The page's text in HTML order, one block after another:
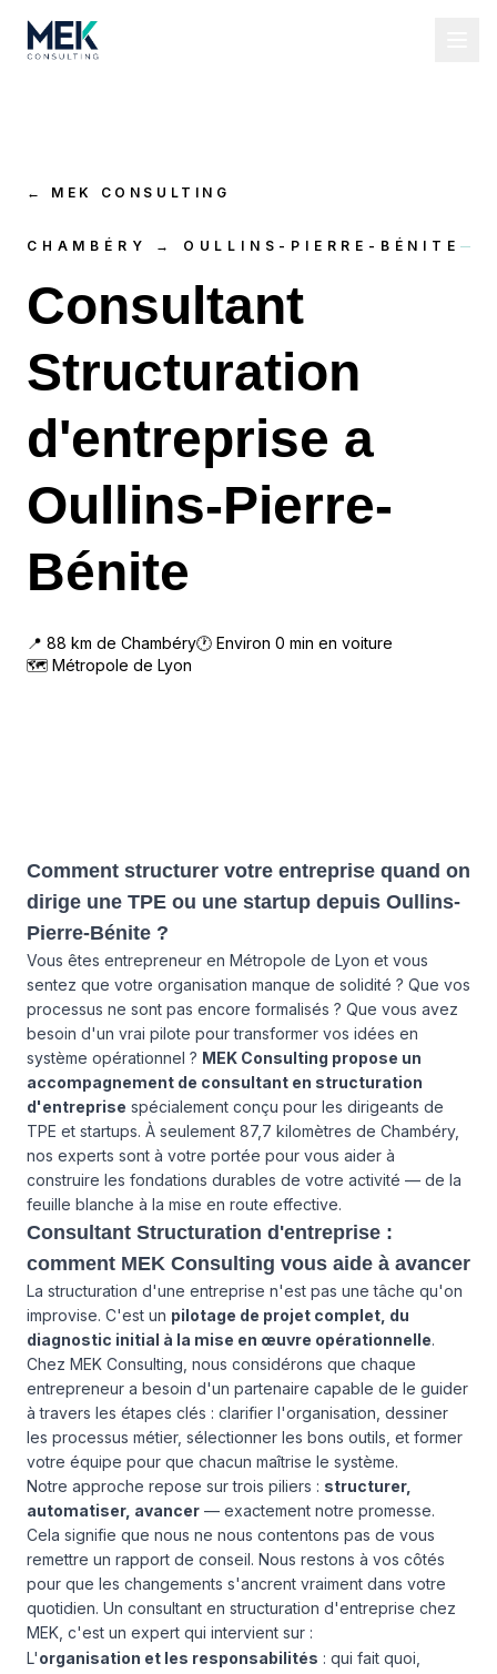
← MEK CONSULTING
CHAMBÉRY → OULLINS-PIERRE-BÉNITE
Consultant
Structuration
d'entreprise a
Oullins-Pierre-
Bénite
📍 88 km de Chambéry🕐 Environ 0 min en voiture
🗺 Métropole de Lyon
Comment structurer votre entreprise quand on
dirige une TPE ou une startup depuis Oullins-
Pierre-Bénite ?
Vous êtes entrepreneur en Métropole de Lyon et vous
sentez que votre organisation manque de solidité ? Que vos
processus ne sont pas encore formalisés ? Que vous avez
besoin d'un vrai pilote pour transformer vos idées en
système opérationnel ? MEK Consulting propose un
accompagnement de consultant en structuration
d'entreprise spécialement conçu pour les dirigeants de
TPE et startups. À seulement 87,7 kilomètres de Chambéry,
nos experts sont à votre portée pour vous aider à
construire les fondations durables de votre activité — de la
feuille blanche à la mise en route effective.
Consultant Structuration d'entreprise :
comment MEK Consulting vous aide à avancer
La structuration d'une entreprise n'est pas une tâche qu'on
improvise. C'est un pilotage de projet complet, du
diagnostic initial à la mise en œuvre opérationnelle.
Chez MEK Consulting, nous considérons que chaque
entrepreneur a besoin d'un partenaire capable de le guider
à travers les étapes clés : clarifier l'organisation, dessiner
les processus métier, sélectionner les bons outils, et former
votre équipe pour que chacun maîtrise le système.
Notre approche repose sur trois piliers : structurer,
automatiser, avancer — exactement notre promesse.
Cela signifie que nous ne nous contentons pas de vous
remettre un rapport de conseil. Nous restons à vos côtés
pour que les changements s'ancrent vraiment dans votre
quotidien. Un consultant en structuration d'entreprise chez
MEK, c'est un expert qui intervient sur :
L'organisation et les responsabilités : qui fait quoi,